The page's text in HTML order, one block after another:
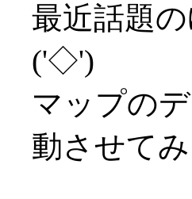
最近話題
('◇')ゞ
マップの
動させて